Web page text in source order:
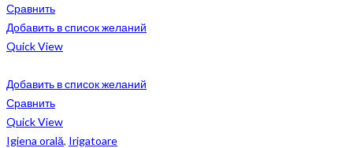
Сравнить
Добавить в список желаний
Quick View
Добавить в список желаний
Сравнить
Quick View
Igiena orală, Irigatoare